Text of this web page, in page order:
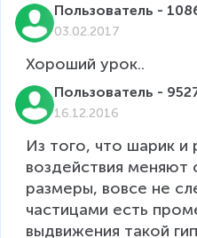
Пользователь -
03.02.2017
Хороший урок..
Пользователь -
16.12.2016
Из того, что шарик и
воздействия меняют
размеры, вовсе не
частицами есть
выдвижения такой